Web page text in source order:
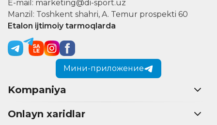
E-mail: marketing@di-sport.uz
Manzil: Toshkent shahri, A. Temur prospekti 60
Etalon ijtimoiy tarmoqlarda
Мини-приложение
Kompaniya
Onlayn xaridlar